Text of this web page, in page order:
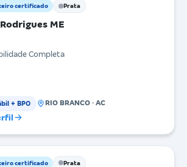
certificado Prata
Rodrigues ME
Completa
+ BPO RIO BRANCO · AC
certificado Prata